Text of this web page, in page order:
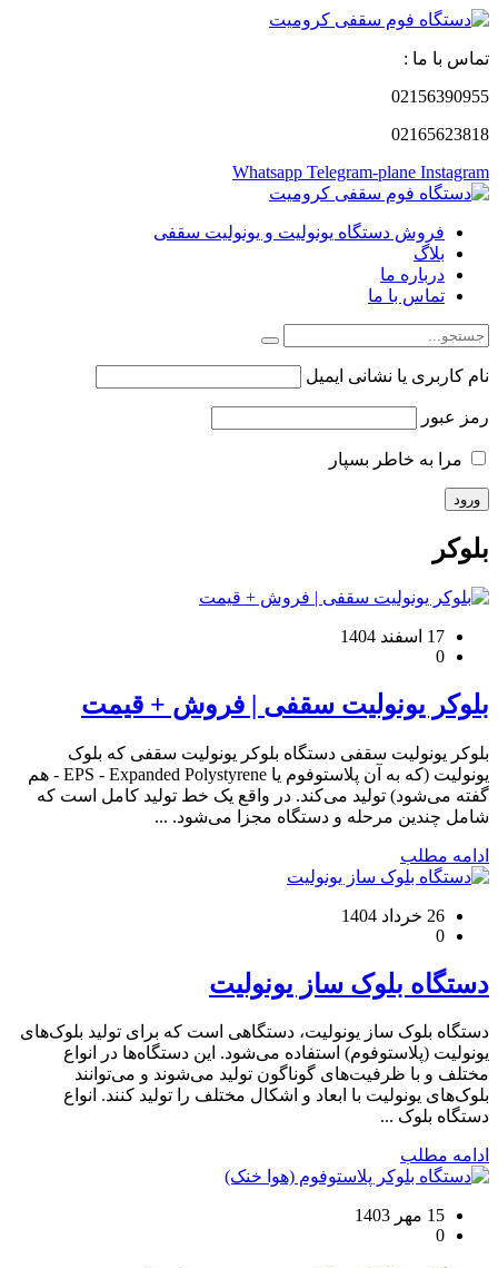
تماس با ما :
02156390955
02165623818
Whatsapp Telegram-plane Instagram
فروش دستگاه یونولیت و یونولیت سقفی
بلاگ
درباره ما
تماس با ما
نام کاربری یا نشانی ایمیل
رمز عبور
مرا به خاطر بسپار
بلوکر
17 اسفند 1404
0
بلوکر یونولیت سقفی | فروش + قیمت
بلوکر یونولیت سقفی دستگاه بلوکر یونولیت سقفی که بلوک
یونولیت (که به آن پلاستوفوم یا EPS - Expanded Polystyrene - هم
گفته می‌شود) تولید می‌کند. در واقع یک خط تولید کامل است که
شامل چندین مرحله و دستگاه مجزا می‌شود. ...
ادامه مطلب
26 خرداد 1404
0
دستگاه بلوک ساز یونولیت
دستگاه بلوک ساز یونولیت، دستگاهی است که برای تولید بلوک‌های
یونولیت (پلاستوفوم) استفاده می‌شود. این دستگاه‌ها در انواع
مختلف و با ظرفیت‌های گوناگون تولید می‌شوند و می‌توانند
بلوک‌های یونولیت با ابعاد و اشکال مختلف را تولید کنند. انواع
دستگاه بلوک ...
ادامه مطلب
15 مهر 1403
0